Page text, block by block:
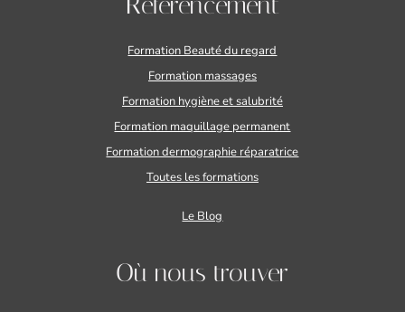
Formation Beauté du regard
Formation massages
Formation hygiène et salubrité
Formation maquillage permanent
Formation dermographie réparatrice
Toutes les formations
Le Blog
Où nous trouver